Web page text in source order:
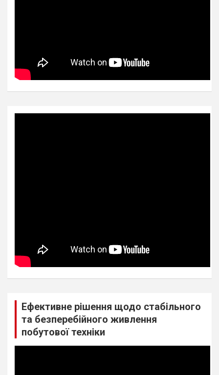
Ефективне рішення щодо стабільного
та безперебійного живлення
побутової техніки